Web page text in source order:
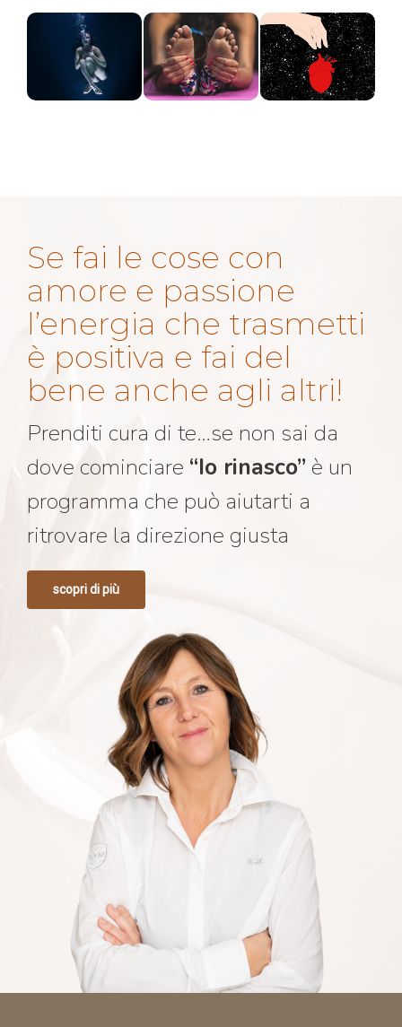
Se fai le cose con
amore e passione
l’energia che trasmetti
è positiva e fai del
bene anche agli altri!
Prenditi cura di te…se non sai da
dove cominciare “Io rinasco”è un
programma che può aiutarti a
ritrovare la direzione giusta
scopri di più